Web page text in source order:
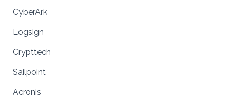
CyberArk
Logsign
Crypttech
Sailpoint
Acronis